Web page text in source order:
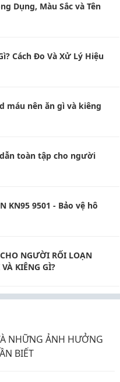
Dụng, Màu Sắc và Tên
Cách Đo Và Xử Lý Hiệu
máu nên ăn gì và kiêng
toàn tập cho người
KN95 9501 - Bảo vệ hô
NGƯỜI RỐI LOẠN
KIÊNG GÌ?
NHỮNG ẢNH HƯỞNG
BIẾT